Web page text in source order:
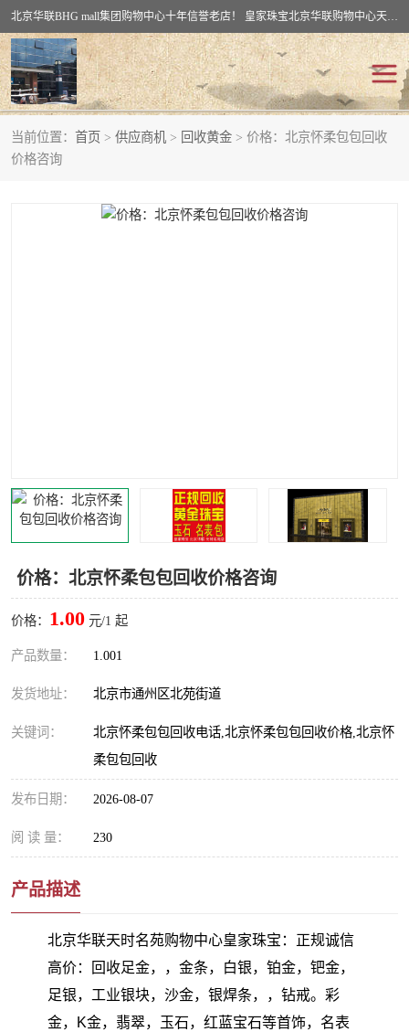
北京华联BHG mall集团购物中心十年信誉老店！ 皇家珠宝北京华联购物中心天时名苑店竭诚欢迎您。 北京市通州区（八通线）通州北苑地铁华联购物中心一层皇家珠宝 北京皇家珠宝通州黄金回收黄金首饰加工店（八通线: 通州北苑地铁华联店）：通州区通州北苑地铁华联购物中心一层皇家珠宝。
当前位置： 首页 > 供应商机 > 回收黄金 > 价格：北京怀柔包包回收
价格咨询
价格：北京怀柔包包回收价格咨询
价格： 1.00 元/1 起
产品数量： 1.001
发货地址： 北京市通州区北苑街道
关键词：
北京怀柔包包回收电话,北京怀柔包包回收价格,北京怀
柔包包回收
发布日期： 2026-08-07
阅 读 量： 230
产品描述
北京华联天时名苑购物中心皇家珠宝：正规诚信
高价：回收足金，，金条，白银，铂金，钯金，
足银，工业银块，沙金，银焊条，，钻戒。彩
金，K金，翡翠，玉石，红蓝宝石等首饰，名表
回收黄金
回收钻石